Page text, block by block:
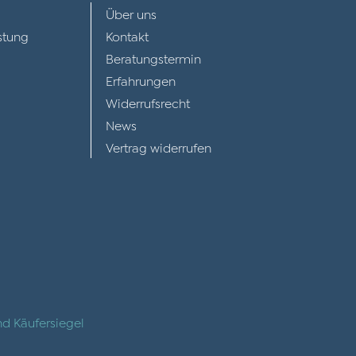
Über uns
Kontakt
Beratungstermin
Erfahrungen
Widerrufsrecht
News
Vertrag widerrufen